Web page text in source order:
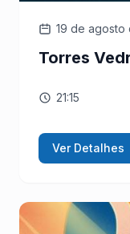
19 de agosto
Torres
21:15
Ver Detalhes